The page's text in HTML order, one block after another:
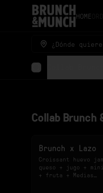
HOME
¿Dónde
Collab Brunch
Brunch x Lazo
Croissant huevo
queso + jugo +
+ fruta + Medias